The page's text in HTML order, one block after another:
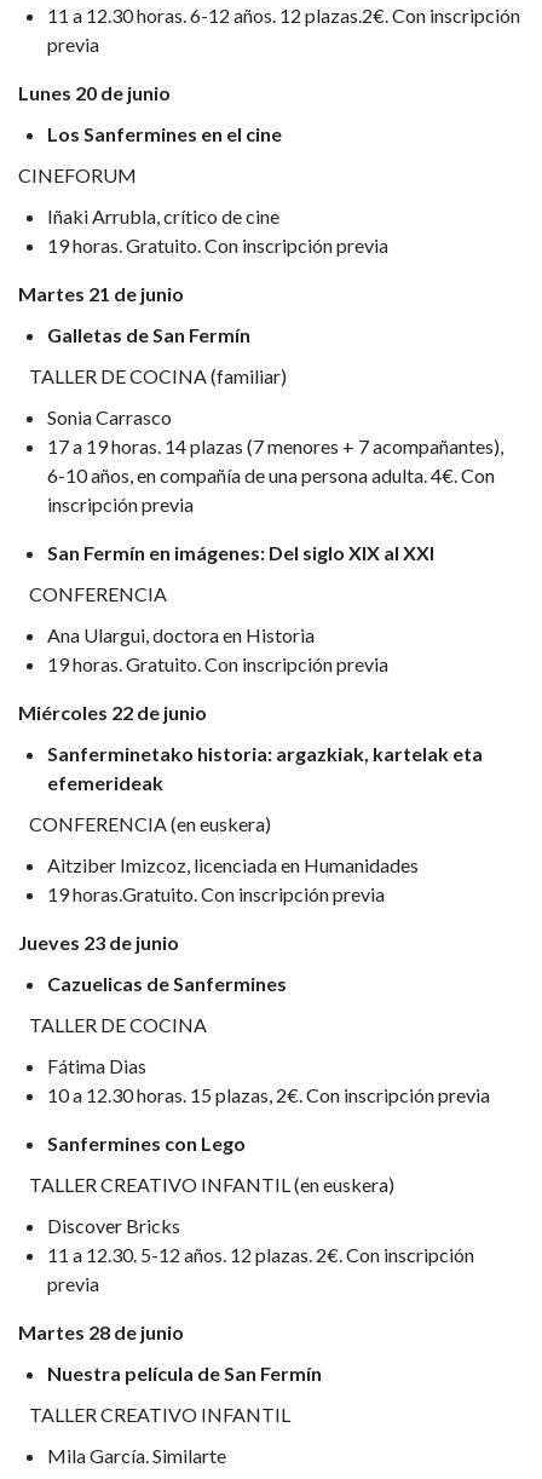
11 a 12.30 horas. 6-12 años. 12 plazas.2€. Con inscripción
previa
Lunes 20 de junio
Los Sanfermines en el cine
CINEFORUM
Iñaki Arrubla, crítico de cine
19 horas. Gratuito. Con inscripción previa
Martes 21 de junio
Galletas de San Fermín
TALLER DE COCINA (familiar)
Sonia Carrasco
17 a 19 horas. 14 plazas (7 menores + 7 acompañantes),
6-10 años, en compañía de una persona adulta. 4€. Con
inscripción previa
San Fermín en imágenes: Del siglo XIX al XXI
CONFERENCIA
Ana Ulargui, doctora en Historia
19 horas. Gratuito. Con inscripción previa
Miércoles 22 de junio
Sanferminetako historia: argazkiak, kartelak eta
efemerideak
CONFERENCIA (en euskera)
Aitziber Imizcoz, licenciada en Humanidades
19 horas.Gratuito. Con inscripción previa
Jueves 23 de junio
Cazuelicas de Sanfermines
TALLER DE COCINA
Fátima Dias
10 a 12.30 horas. 15 plazas, 2€. Con inscripción previa
Sanfermines con Lego
TALLER CREATIVO INFANTIL (en euskera)
Discover Bricks
11 a 12.30. 5-12 años. 12 plazas. 2€. Con inscripción
previa
Martes 28 de junio
Nuestra película de San Fermín
TALLER CREATIVO INFANTIL
Mila García. Similarte